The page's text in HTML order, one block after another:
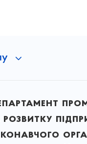
розвитку